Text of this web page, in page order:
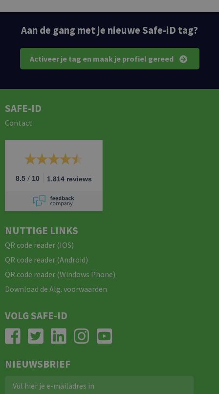
Aan de gang met je nieuwe Safe-iD tag?
Activeer je tag en maak je profiel gereed
SAFE-ID
Contact
8.5 / 10 1.814 reviews
NUTTIGE LINKS
QR code reader (IOS)
QR code reader (Android)
QR code reader (Windows Phone)
Download de Alg. voorwaarden
VOLG SAFE-ID
NIEUWSBRIEF